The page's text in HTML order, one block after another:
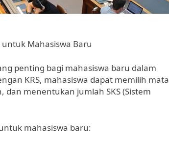
Mahasiswa Baru
penting bagi mahasiswa baru dalam
KRS, mahasiswa dapat memilih mata
menentukan jumlah SKS (Sistem
mahasiswa baru: